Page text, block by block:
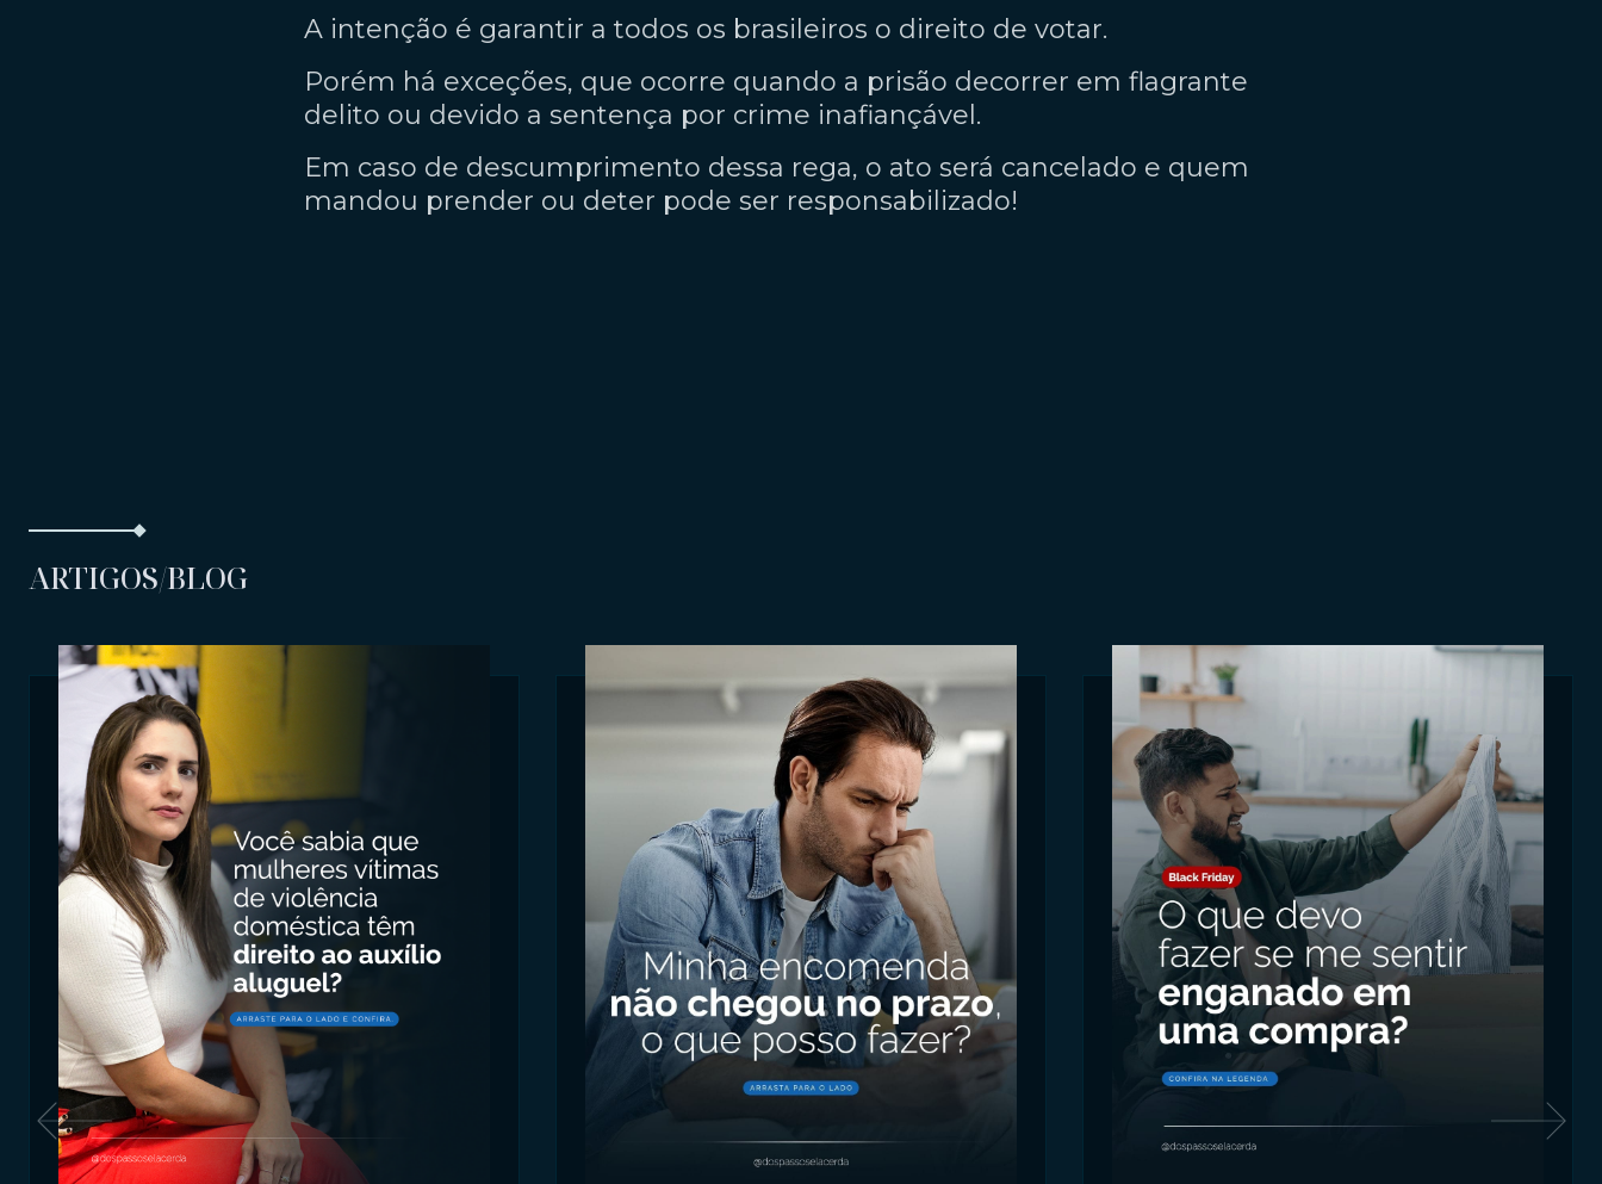
A intenção é garantir a todos os brasileiros o direito de votar.
Porém há exceções, que ocorre quando a prisão decorrer em flagrante
delito ou devido a sentença por crime inafiançável.
Em caso de descumprimento dessa rega, o ato será cancelado e quem
mandou prender ou deter pode ser responsabilizado!
ARTIGOS/BLOG